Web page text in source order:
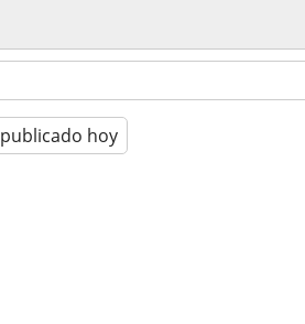
publicado hoy